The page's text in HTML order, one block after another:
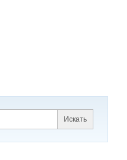
Искать